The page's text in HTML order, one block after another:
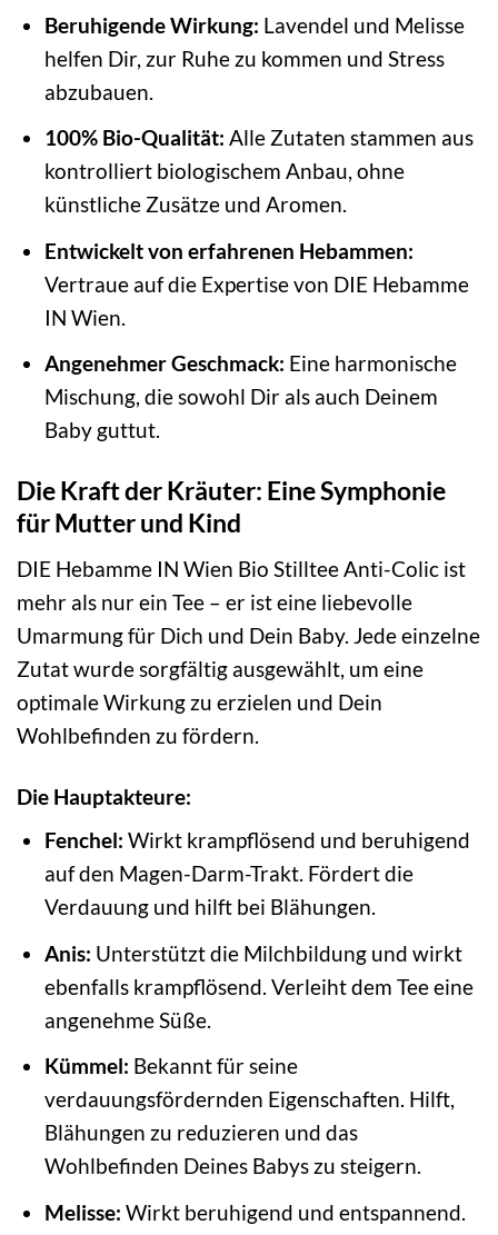
Beruhigende Wirkung: Lavendel und Melisse
helfen Dir, zur Ruhe zu kommen und Stress
abzubauen.
100% Bio-Qualität: Alle Zutaten stammen aus
kontrolliert biologischem Anbau, ohne
künstliche Zusätze und Aromen.
Entwickelt von erfahrenen Hebammen:
Vertraue auf die Expertise von DIE Hebamme
IN Wien.
Angenehmer Geschmack: Eine harmonische
Mischung, die sowohl Dir als auch Deinem
Baby guttut.
Die Kraft der Kräuter: Eine Symphonie
für Mutter und Kind
DIE Hebamme IN Wien Bio Stilltee Anti-Colic ist
mehr als nur ein Tee – er ist eine liebevolle
Umarmung für Dich und Dein Baby. Jede einzelne
Zutat wurde sorgfältig ausgewählt, um eine
optimale Wirkung zu erzielen und Dein
Wohlbefinden zu fördern.
Die Hauptakteure:
Fenchel: Wirkt krampflösend und beruhigend
auf den Magen-Darm-Trakt. Fördert die
Verdauung und hilft bei Blähungen.
Anis: Unterstützt die Milchbildung und wirkt
ebenfalls krampflösend. Verleiht dem Tee eine
angenehme Süße.
Kümmel: Bekannt für seine
verdauungsfördernden Eigenschaften. Hilft,
Blähungen zu reduzieren und das
Wohlbefinden Deines Babys zu steigern.
Melisse: Wirkt beruhigend und entspannend.